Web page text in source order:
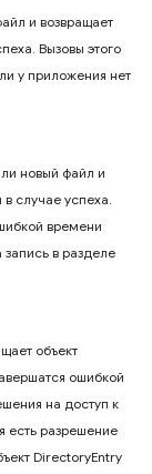
и возвращает
Вызовы этого
у приложения нет
новый файл и
случае успеха.
времени
в разделе
объект
ошибкой
на доступ к
есть разрешение
DirectoryEntry